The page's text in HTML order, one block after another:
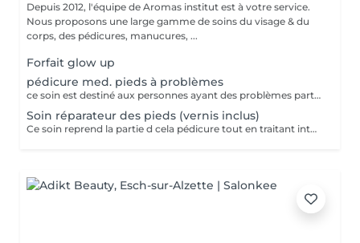
Depuis 2012, l'équipe de Aromas institut est à votre service.
Nous proposons une large gamme de soins du visage & du
corps, des pédicures, manucures, ...
Forfait glow up
pédicure med. pieds à problèmes
ce soin est destiné aux personnes ayant des problèmes particuliers aux pieds. vernis non inclus
Soin réparateur des pieds (vernis inclus)
Ce soin reprend la partie d cela pédicure tout en traitant intensément les pieds déshydratés grace un masque spécifique (pose vernis inclus). Pensez a ramener des chaussures ouvertes pour la pose de vernis. Nous vous prions de bien vouloir respecter votre rendez-vous. En prenant rendez-vous, vous occupez une place, dont une autre personne aurait éventuellement besoin. Tout rendez-vous non annulé 24h en avance, est susceptible d'être facturé. (Si vous ne pouvez pas vous présenter à votre RDV, proposez-le éventuellement à un proche ou à un ami) Toute l'équipe de Aromas Institut vous remercie pour votre respect et votre compréhension.